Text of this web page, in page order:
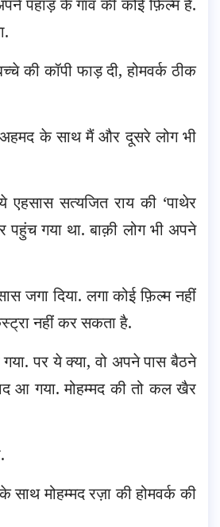
पहाड़ के गांव की कोई फ़िल्म है.
की कॉपी फाड़ दी, होमवर्क ठीक
के साथ मैं और दूसरे लोग भी
सत्यजित राय की ‘पाथेर
गया था. बाक़ी लोग भी अपने
जगा दिया. लगा कोई फ़िल्म नहीं
नहीं कर सकता है.
पर ये क्या, वो अपने पास बैठने
आ गया. मोहम्मद की तो कल खैर
मोहम्मद रज़ा की होमवर्क की